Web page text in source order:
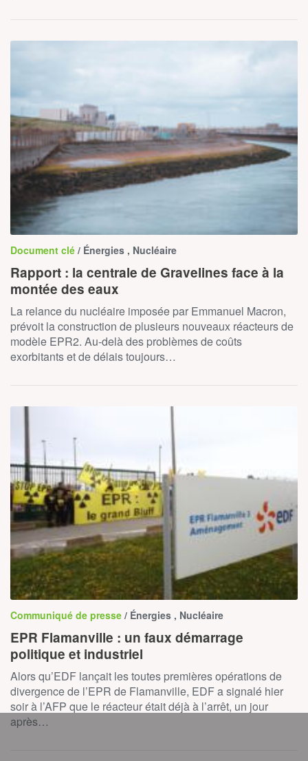
Document clé / Énergies , Nucléaire
Rapport : la centrale de Gravelines face à la
montée des eaux
La relance du nucléaire imposée par Emmanuel Macron,
prévoit la construction de plusieurs nouveaux réacteurs de
modèle EPR2. Au-delà des problèmes de coûts
exorbitants et de délais toujours…
Communiqué de presse / Énergies , Nucléaire
EPR Flamanville : un faux démarrage
politique et industriel
Alors qu’EDF lançait les toutes premières opérations de
divergence de l’EPR de Flamanville, EDF a signalé hier
soir à l’AFP que le réacteur était déjà à l’arrêt, un jour
après…